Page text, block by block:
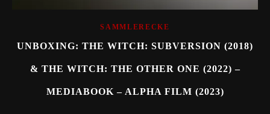
SAMMLERECKE
UNBOXING: THE WITCH: SUBVERSION (2018)
& THE WITCH: THE OTHER ONE (2022) –
MEDIABOOK – ALPHA FILM (2023)